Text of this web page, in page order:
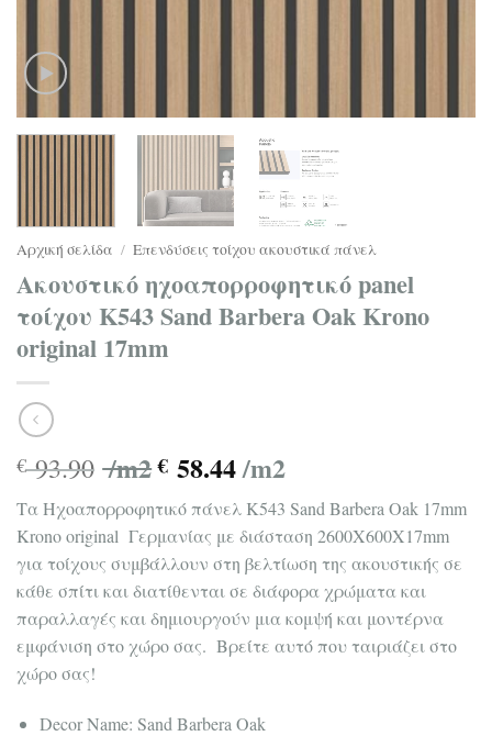
Αρχική σελίδα / Επενδύσεις τοίχου ακουστικά πάνελ
Ακουστικό ηχοαπορροφητικό panel
τοίχου Κ543 Sand Barbera Oak Krono
original 17mm
€93.90 /m2 € 58.44/m2
Τα Ηχοαπορροφητικό πάνελ K543 Sand Barbera Oak 17mm
Krono original Γερμανίας με διάσταση 2600Χ600Χ17mm
για τοίχους συμβάλλουν στη βελτίωση της ακουστικής σε
κάθε σπίτι και διατίθενται σε διάφορα χρώματα και
παραλλαγές και δημιουργούν μια κομψή και μοντέρνα
εμφάνιση στο χώρο σας. Βρείτε αυτό που ταιριάζει στο
χώρο σας!
Decor Name: Sand Barbera Oak